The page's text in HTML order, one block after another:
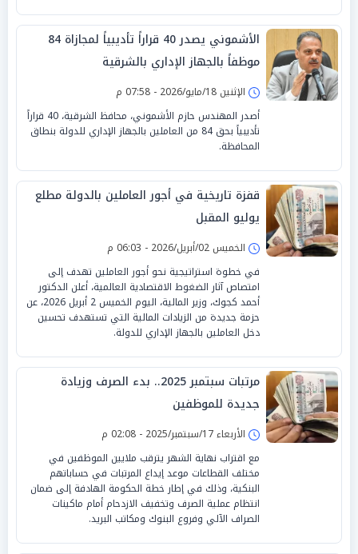
الأشموني يصدر 40 قراراً تأديبياً لمجازاة 84
موظفاً بالجهاز الإداري بالشرقية
الإثنين 18/مايو/2026 - 07:58 م
أصدر المهندس حازم الأشموني، محافظ الشرقية، 40 قراراً
تأديبياً بحق 84 من العاملين بالجهاز الإداري للدولة بنطاق
المحافظة.
قفزة تاريخية في أجور العاملين بالدولة مطلع
يوليو المقبل
الخميس 02/أبريل/2026 - 06:03 م
في خطوة استراتيجية نحو أجور العاملين تهدف إلى
امتصاص آثار الضغوط الاقتصادية العالمية، أعلن الدكتور
أحمد كجوك، وزير المالية، اليوم الخميس 2 أبريل 2026، عن
حزمة جديدة من الزيادات المالية التي تستهدف تحسين
دخل العاملين بالجهاز الإداري للدولة.
مرتبات سبتمبر 2025.. بدء الصرف وزيادة
جديدة للموظفين
الأربعاء 17/سبتمبر/2025 - 02:08 م
مع اقتراب نهاية الشهر يترقب ملايين الموظفين في
مختلف القطاعات موعد إيداع المرتبات في حساباتهم
البنكية، وذلك في إطار خطة الحكومة الهادفة إلى ضمان
انتظام عملية الصرف وتخفيف الازدحام أمام ماكينات
الصراف الآلي وفروع البنوك ومكاتب البريد.